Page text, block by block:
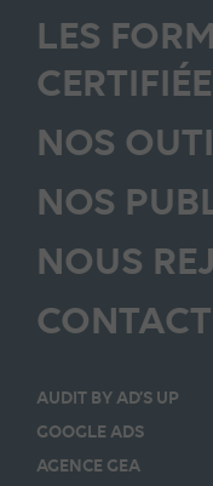
LES
NOS
NOS
NOUS
CONTACT
AUDIT BY AD’S UP
GOOGLE ADS
AGENCE GEA